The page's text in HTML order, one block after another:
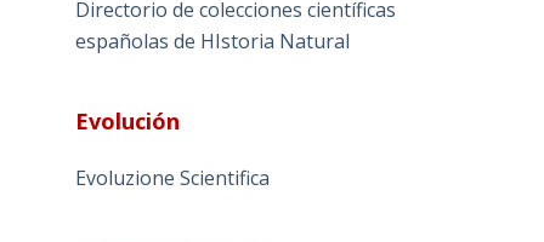
Directorio de colecciones científicas
españolas de HIstoria Natural
Evolución
Evoluzione Scientifica